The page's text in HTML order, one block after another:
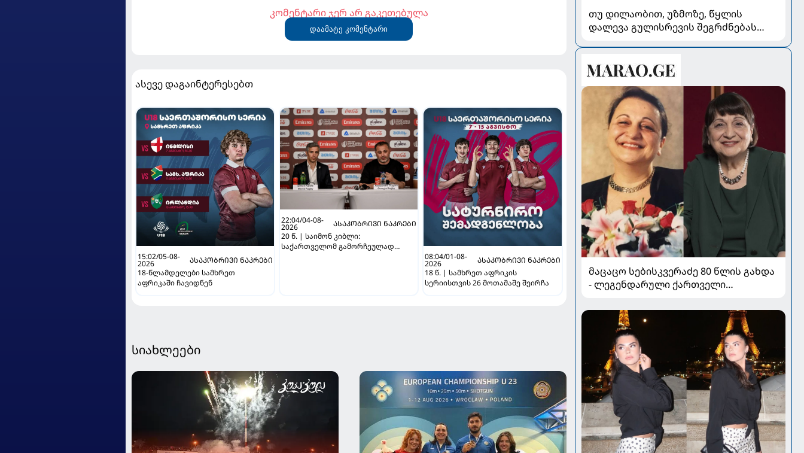
კომენტარი ჯერ არ გაკეთებულა
დაამატე კომენტარი
ასევე დაგაინტერესებთ
15:02/05-08-
2026
ᲐᲡᲐᲙᲝᲑᲠᲘᲕᲘ ᲜᲐᲙᲠᲔᲑᲘ
18-წლამდელები სამხრეთ
აფრიკაში ჩავიდნენ
22:04/04-08-
2026
ᲐᲡᲐᲙᲝᲑᲠᲘᲕᲘ ᲜᲐᲙᲠᲔᲑᲘ
20 წ. | საიმონ კიბლი:
საქართველომ გამორჩეულად
08:04/01-08-
2026
ᲐᲡᲐᲙᲝᲑᲠᲘᲕᲘ ᲜᲐᲙᲠᲔᲑᲘ
18 წ. | სამხრეთ აფრიკის
სერიისთვის 26 მოთამაშე შეირჩა
სიახლეები
თუ დილაობით, უზმოზე, წყლის
დალევა გულისრევის შეგრძნებას
მაცაცო სებისკვერაძე 80 წლის გახდა
- ლეგენდარული ქართველი
ამბავი დიდი სიყვარულის შესახებ